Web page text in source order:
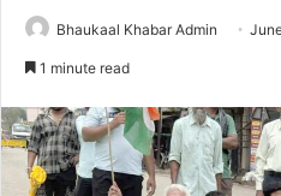
Bhaukaal Khabar Admin
1 minute read